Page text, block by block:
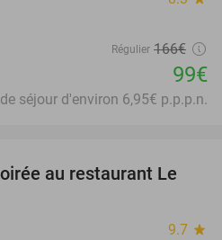
Régulier 166€
99€
séjour d'environ 6,95€ p.p.p.n.
25%
au restaurant Le
9.7 star